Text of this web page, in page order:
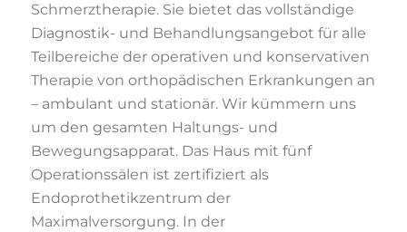
Schmerztherapie. Sie bietet das vollständige
Diagnostik- und Behandlungsangebot für alle
Teilbereiche der operativen und konservativen
Therapie von orthopädischen Erkrankungen an
– ambulant und stationär. Wir kümmern uns
um den gesamten Haltungs- und
Bewegungsapparat. Das Haus mit fünf
Operationssälen ist zertifiziert als
Endoprothetikzentrum der
Maximalversorgung. In der